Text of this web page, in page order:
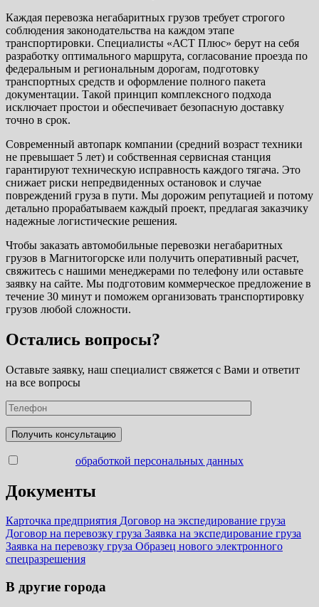
Каждая перевозка негабаритных грузов требует строгого
соблюдения законодательства на каждом этапе
транспортировки. Специалисты «АСТ Плюс» берут на себя
разработку оптимального маршрута, согласование проезда по
федеральным и региональным дорогам, подготовку
транспортных средств и оформление полного пакета
документации. Такой принцип комплексного подхода
исключает простои и обеспечивает безопасную доставку
точно в срок.
Современный автопарк компании (средний возраст техники
не превышает 5 лет) и собственная сервисная станция
гарантируют техническую исправность каждого тягача. Это
снижает риски непредвиденных остановок и случае
повреждений груза в пути. Мы дорожим репутацией и потому
детально прорабатываем каждый проект, предлагая заказчику
надежные логистические решения.
Чтобы заказать автомобильные перевозки негабаритных
грузов в Магнитогорске или получить оперативный расчет,
свяжитесь с нашими менеджерами по телефону или оставьте
заявку на сайте. Мы подготовим коммерческое предложение в
течение 30 минут и поможем организовать транспортировку
грузов любой сложности.
Остались вопросы?
Оставьте заявку, наш специалист свяжется с Вами и ответит
на все вопросы
обработкой персональных данных
Документы
Карточка предприятия Договор на экспедирование груза
Договор на перевозку груза Заявка на экспедирование груза
Заявка на перевозку груза Образец нового электронного
спецразрешения
В другие города